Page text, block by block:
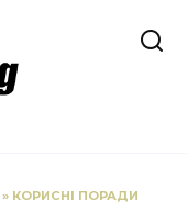
» КОРИСНІ ПОРАДИ